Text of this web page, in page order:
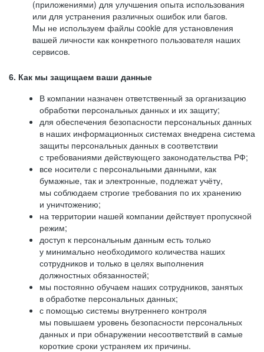
(приложениями) для улучшения опыта использования
или для устранения различных ошибок или багов.
Мы не используем файлы cookie для установления
вашей личности как конкретного пользователя наших
сервисов.
6. Как мы защищаем ваши данные
В компании назначен ответственный за организацию
обработки персональных данных и их защиту;
для обеспечения безопасности персональных данных
в наших информационных системах внедрена система
защиты персональных данных в соответствии
с требованиями действующего законодательства РФ;
все носители с персональными данными, как
бумажные, так и электронные, подлежат учёту,
мы соблюдаем строгие требования по их хранению
и уничтожению;
на территории нашей компании действует пропускной
режим;
доступ к персональным данным есть только
у минимально необходимого количества наших
сотрудников и только в целях выполнения
должностных обязанностей;
мы постоянно обучаем наших сотрудников, занятых
в обработке персональных данных;
с помощью системы внутреннего контроля
мы повышаем уровень безопасности персональных
данных и при обнаружении несоответствий в самые
короткие сроки устраняем их причины.